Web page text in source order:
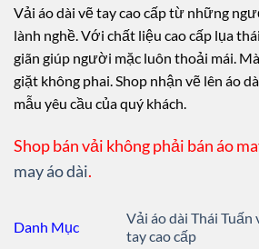
Vải áo dài vẽ tay cao cấp từ những
lành nghề. Với chất liệu cao cấp lụa
giãn giúp người mặc luôn thoải mái.
giặt không phai. Shop nhận vẽ lên áo
mẫu yêu cầu của quý khách.
Shop bán vải không phải bán áo
may áo dài.
Danh Mục
Vải áo dài Thái Tuấn
tay cao cấp